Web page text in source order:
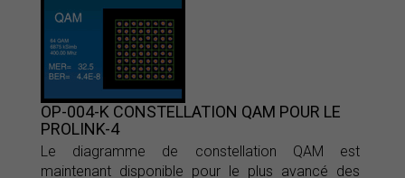
OP-004-K CONSTELLATION QAM POUR LE
PROLINK-4
Le diagramme de constellation QAM est
maintenant disponible pour le plus avancé des